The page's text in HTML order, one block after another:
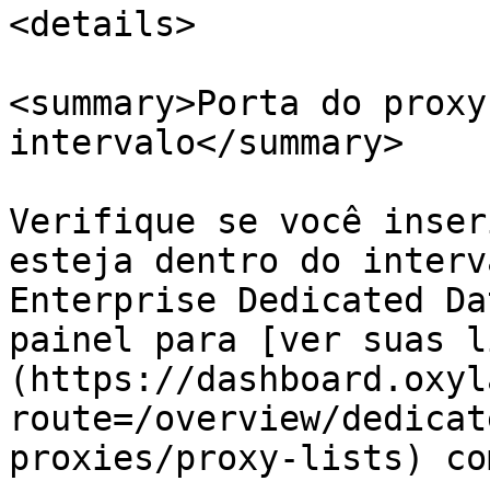
<details>
<summary>Porta do
intervalo</summary>
Verifique se você
esteja dentro do
Enterprise Dedicated
painel para [ver suas
(https://
route=/overview/
proxies/proxy-lists)